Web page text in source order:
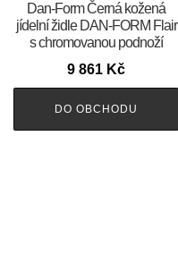
​​​​​Dan-Form Černá kožená
jídelní židle DAN-FORM Flair
s chromovanou podnoží
9 861 Kč
DO OBCHODU